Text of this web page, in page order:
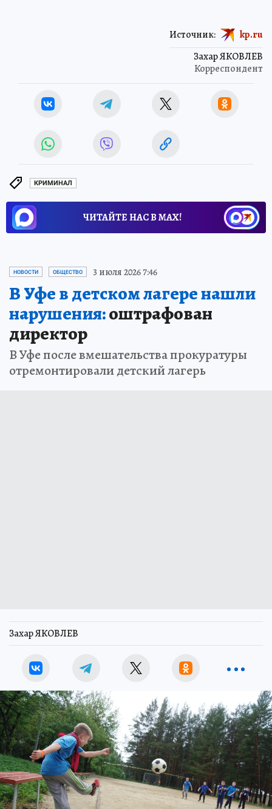
Захар ЯКОВЛЕВ
Корреспондент
Источник: kp.ru
КРИМИНАЛ
ЧИТАЙТЕ НАС В МАХ!
НОВОСТИ ОБЩЕСТВО 3 июля 2026 7:46
В Уфе в детском лагере нашли
нарушения:оштрафован
директор
В Уфе после вмешательства прокуратуры
отремонтировали детский лагерь
Захар ЯКОВЛЕВ